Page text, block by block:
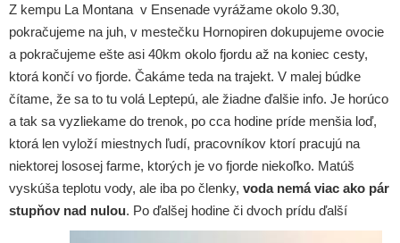
Z kempu La Montana v Ensenade vyrážame okolo 9.30,
pokračujeme na juh, v mestečku Hornopiren dokupujeme ovocie
a pokračujeme ešte asi 40km okolo fjordu až na koniec cesty,
ktorá končí vo fjorde. Čakáme teda na trajekt. V malej búdke
čítame, že sa to tu volá Leptepú, ale žiadne ďalšie info. Je horúco
a tak sa vyzliekame do trenok, po cca hodine príde menšia loď,
ktorá len vyloží miestnych ľudí, pracovníkov ktorí pracujú na
niektorej lososej farme, ktorých je vo fjorde niekoľko. Matúš
vyskúša teplotu vody, ale iba po členky, voda nemá viac ako pár
stupňov nad nulou. Po ďalšej hodine či dvoch prídu ďalší